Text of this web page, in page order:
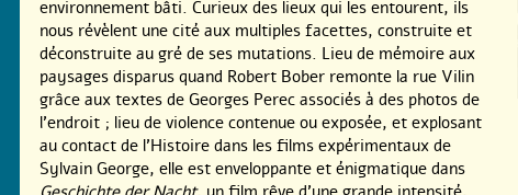
environnement bâti. Curieux des lieux qui les entourent, ils
nous révèlent une cité aux multiples facettes, construite et
déconstruite au gré de ses mutations. Lieu de mémoire aux
paysages disparus quand Robert Bober remonte la rue Vilin
grâce aux textes de Georges Perec associés à des photos de
l’endroit ; lieu de violence contenue ou exposée, et explosant
au contact de l’Histoire dans les films expérimentaux de
Sylvain George, elle est enveloppante et énigmatique dans